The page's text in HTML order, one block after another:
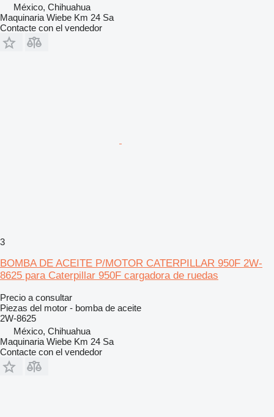
México, Chihuahua
Maquinaria Wiebe Km 24 Sa
Contacte con el vendedor
3
BOMBA DE ACEITE P/MOTOR CATERPILLAR 950F 2W-
8625 para Caterpillar 950F cargadora de ruedas
Precio a consultar
Piezas del motor - bomba de aceite
2W-8625
México, Chihuahua
Maquinaria Wiebe Km 24 Sa
Contacte con el vendedor